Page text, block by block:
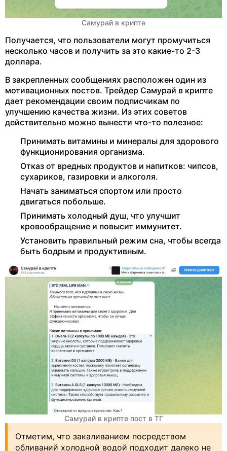
Самурай в крипте
Получается, что пользователи могут промучиться
несколько часов и получить за это какие-то 2-3
доллара.
В закрепленных сообщениях расположен один из
мотивационных постов. Трейдер Самурай в крипте
дает рекомендации своим подписчикам по
улучшению качества жизни. Из этих советов
действительно можно вынести что-то полезное:
Принимать витамины и минералы для здорового
функционирования организма.
Отказ от вредных продуктов и напитков: чипсов,
сухариков, газировки и алкоголя.
Начать заниматься спортом или просто
двигаться побольше.
Принимать холодный душ, что улучшит
кровообращение и повысит иммунитет.
Установить правильный режим сна, чтобы всегда
быть бодрым и продуктивным.
Самурай в крипте пост в ТГ
Отметим, что закаливанием посредством
обливаний холодной водой подходит далеко не